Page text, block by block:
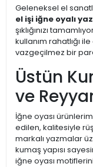
Geleneksel el
el işi iğne oyalı
şıklığınızı
kullanım rahatlığı
vazgeçilmez bir
Üstün
ve
İğne oyası
edilen, kalitesiyle
markalı yazmalar
kumaş yapısı
iğne oyası